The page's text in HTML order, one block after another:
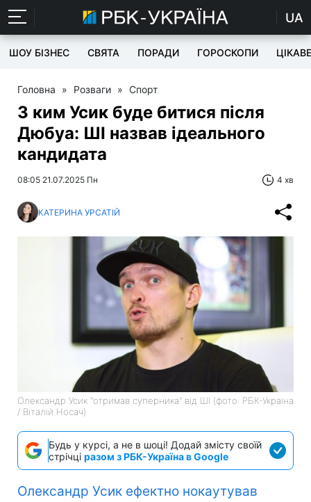
UA
ШОУ БІЗНЕС СВЯТА ПОРАДИ ГОРОСКОПИ ЦІКАВЕ
Головна » Розваги » Спорт
З ким Усик буде битися після
Дюбуа: ШІ назвав ідеального
кандидата
08:05 21.07.2025 Пн 4 хв
КАТЕРИНА УРСАТІЙ
Олександр Усик "отримав суперника" від ШІ (фото: РБК-Україна
/ Віталій Носач)
Будь у курсі, а не в шоці! Додай змісту своїй
стрічці разом з РБК-Україна в Google
Олександр Усик ефектно нокаутував